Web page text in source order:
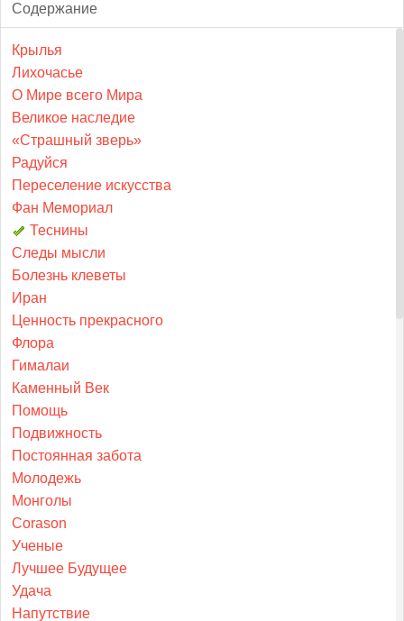
Содержание
Крылья
Лихочасье
О Мире всего Мира
Великое наследие
«Страшный зверь»
Радуйся
Переселение искусства
Фан Мемориал
Теснины
Следы мысли
Болезнь клеветы
Иран
Ценность прекрасного
Флора
Гималаи
Каменный Век
Помощь
Подвижность
Постоянная забота
Молодежь
Монголы
Corason
Ученые
Лучшее Будущее
Удача
Напутствие